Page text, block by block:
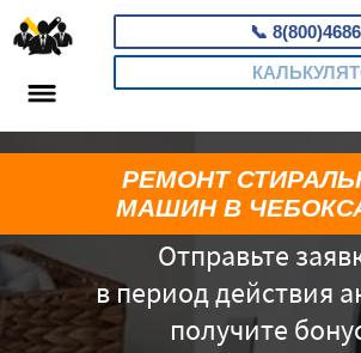
📞
Отправьте
в период действия
получите
РЕМОНТ
МАШИН В